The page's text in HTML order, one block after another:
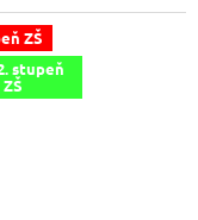
ACER NTB
P2 16...
ZŠ
stupeň
ZŠ